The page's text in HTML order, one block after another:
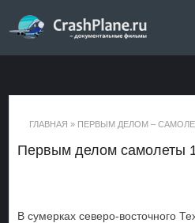
ГЛАВНАЯ » ПЕРВЫМ ДЕЛОМ –
Первым делом самолеты
В сумерках северо-восточного